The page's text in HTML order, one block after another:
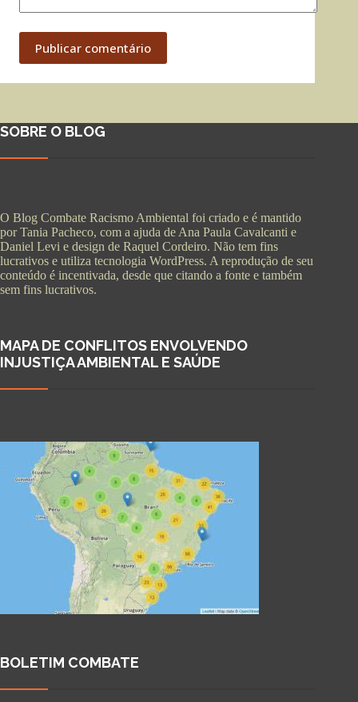
Publicar comentário
SOBRE O BLOG
O Blog Combate Racismo Ambiental foi criado e é mantido
por Tania Pacheco, com a ajuda de Ana Paula Cavalcanti e
Daniel Levi e design de Raquel Cordeiro. Não tem fins
lucrativos e utiliza tecnologia WordPress. A reprodução de seu
conteúdo é incentivada, desde que citando a fonte e também
sem fins lucrativos.
MAPA DE CONFLITOS ENVOLVENDO
INJUSTIÇA AMBIENTAL E SAÚDE
BOLETIM COMBATE